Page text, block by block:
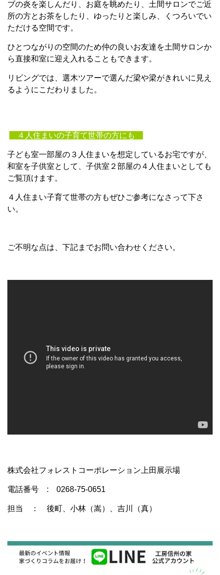
ブの炎を楽しんだり、お庭を眺めたり、土間サロンでご近
所の方とお茶をしたり、ゆったりと楽しみ、くつろいでい
ただける空間です。
ひとつながりの空間のため仲の良いお友達を土間サロンか
ら直接和室に迎え入れることもできます。
リビングでは、選木ツアーで選んだ梁や梁がきれいに見え
るようにこだわりました。
４人住まいの子育て世帯の方にも
子ども室一部屋の３人住まいを想定しているお宅ですが、
和室を子供室として、子供室２部屋の４人住まいとしても
ご覧頂けます。
４人住まい子育て世帯の方もぜひご参考になさって下さ
い。
ご不明な点は、下記までお問い合わせください。
株式会社フォレストコーポレーション上田展示場
電話番号 : 0268-75-0651
担当 ： 後町、小林（嵩）、吉川（真）